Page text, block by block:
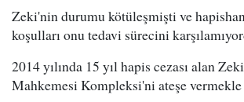
Zeki'nin durumu kötüleşmişti ve
koşulları onu tedavi sürecini
2014 yılında 15 yıl hapis cezası alan
Mahkemesi Kompleksi'ni ateşe vermekle